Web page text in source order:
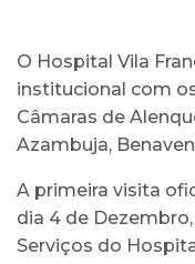
O Hospital Vila
institucional com
Câmaras de
Azambuja,
A primeira visita
dia 4 de
Serviços do